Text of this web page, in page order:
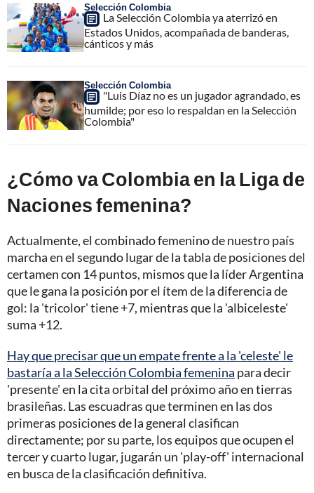
Selección Colombia
La Selección Colombia ya aterrizó en
Estados Unidos, acompañada de banderas,
cánticos y más
Selección Colombia
"Luis Díaz no es un jugador agrandado, es
humilde; por eso lo respaldan en la Selección
Colombia"
¿Cómo va Colombia en la Liga de
Naciones femenina?
Actualmente, el combinado femenino de nuestro país
marcha en el segundo lugar de la tabla de posiciones del
certamen con 14 puntos, mismos que la líder Argentina
que le gana la posición por el ítem de la diferencia de
gol: la 'tricolor' tiene +7, mientras que la 'albiceleste'
suma +12.
Hay que precisar que un empate frente a la 'celeste' le
bastaría a la Selección Colombia femenina para decir
'presente' en la cita orbital del próximo año en tierras
brasileñas. Las escuadras que terminen en las dos
primeras posiciones de la general clasifican
directamente; por su parte, los equipos que ocupen el
tercer y cuarto lugar, jugarán un 'play-off' internacional
en busca de la clasificación definitiva.